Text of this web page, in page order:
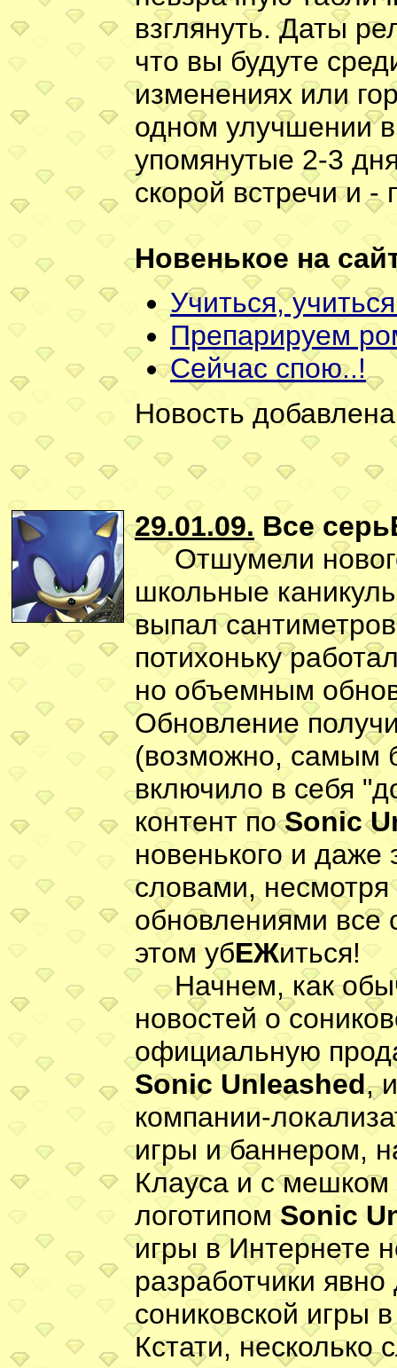
взглянуть. Даты
что вы будуте
изменениях или
одном улучшении
упомянутые 2-3
скорой встречи и -
Новенькое на
Учиться,
Препарируем
Сейчас спою..!
Новость
29.01.09. Все
Отшумели
школьные
выпал
потихоньку
но объемным
Обновление
(возможно, самым
включило в себя
контент поSonic
новенького и
словами, несмотря
обновлениями все
этом убЕЖиться!
Начнем, как
новостей о
официальную
Sonic Unleashed,
компании-
игры и баннером,
Клауса и с мешком
логотипом Sonic
игры в Интернете
разработчики
сониковской игры
Кстати, несколько